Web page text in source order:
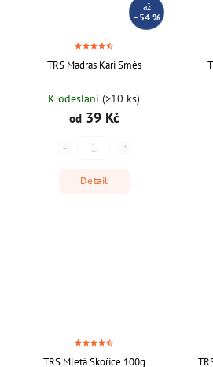
až
–54 %
TRS Madras Kari Směs
K odeslaní (>10 ks)
od39 Kč
Detail
TRS Mletá Skořice 100g